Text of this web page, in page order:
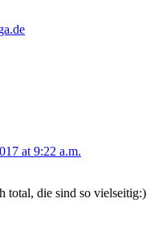
at 9:22 a.m.
total, die sind so vielseitig:)